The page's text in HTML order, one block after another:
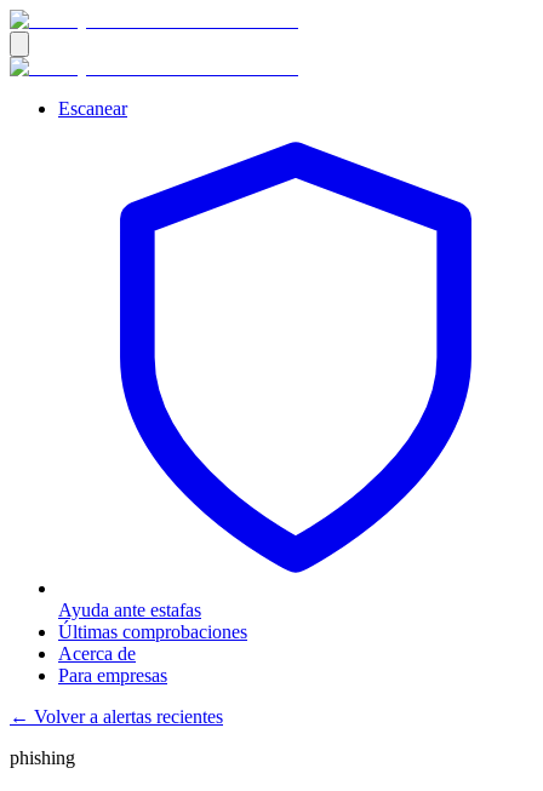
Escanear
Ayuda ante estafas
Últimas comprobaciones
Acerca de
Para empresas
← Volver a alertas recientes
phishing